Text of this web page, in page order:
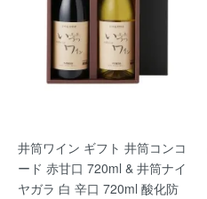
井筒ワイン ギフト 井筒コンコ
ード 赤甘口 720ml & 井筒ナイ
ヤガラ 白 辛口 720ml 酸化防